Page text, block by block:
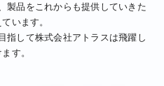
製品をこれからも提供していきた
います。
指して株式会社アトラスは飛躍し
す。